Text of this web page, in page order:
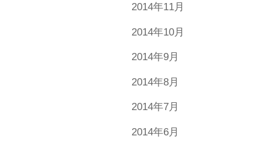
2014年11月
2014年10月
2014年9月
2014年8月
2014年7月
2014年6月